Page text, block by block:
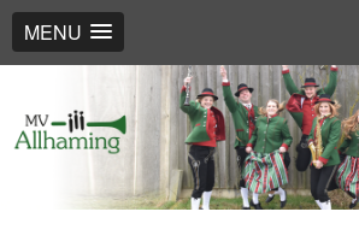
MENU
Musikverein Allhaming